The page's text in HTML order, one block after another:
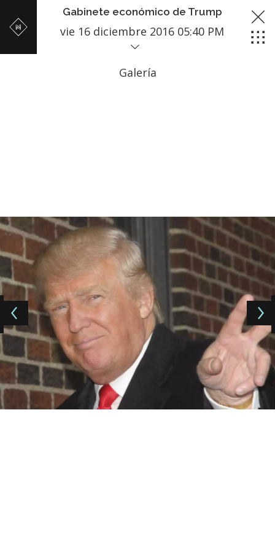
Gabinete económico de Trump
vie 16 diciembre 2016 05:40 PM
Galería